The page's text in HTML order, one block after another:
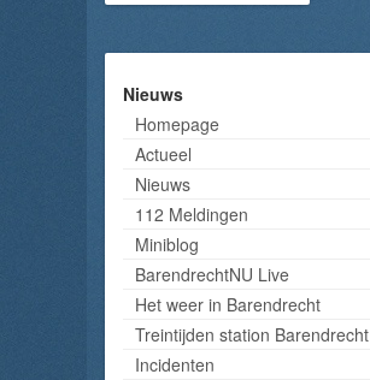
Nieuws
Homepage
Actueel
Nieuws
112 Meldingen
Miniblog
BarendrechtNU Live
Het weer in Barendrecht
Treintijden station Barendrecht
Incidenten